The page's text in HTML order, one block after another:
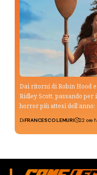
Dai ritorni di Robin Hood
Ridley Scott, passando
horror più attesi
DiFRANCESCO LEMURI 22 ore